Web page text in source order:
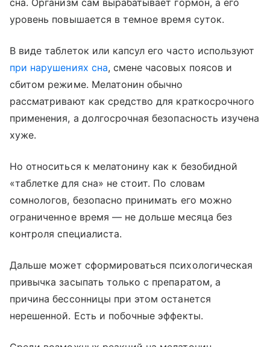
уровень повышается в темное время суток.
В виде таблеток или капсул его часто используют
при нарушениях сна, смене часовых поясов и
сбитом режиме. Мелатонин обычно
рассматривают как средство для краткосрочного
применения, а долгосрочная безопасность изучена
хуже.
Но относиться к мелатонину как к безобидной
«таблетке для сна» не стоит. По словам
сомнологов, безопасно принимать его можно
ограниченное время — не дольше месяца без
контроля специалиста.
Дальше может сформироваться психологическая
привычка засыпать только с препаратом, а
причина бессонницы при этом останется
нерешенной. Есть и побочные эффекты.